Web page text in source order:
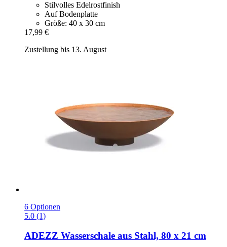
Stilvolles Edelrostfinish
Auf Bodenplatte
Größe: 40 x 30 cm
17,99 €
Zustellung bis 13. August
6 Optionen
5.0 (1)
ADEZZ Wasserschale aus Stahl, 80 x 21 cm